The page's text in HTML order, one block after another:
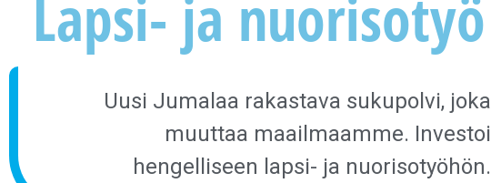
Lapsi- ja nuorisotyö
Uusi Jumalaa rakastava sukupolvi, joka
muuttaa maailmaamme. Investoi
hengelliseen lapsi- ja nuorisotyöhön.